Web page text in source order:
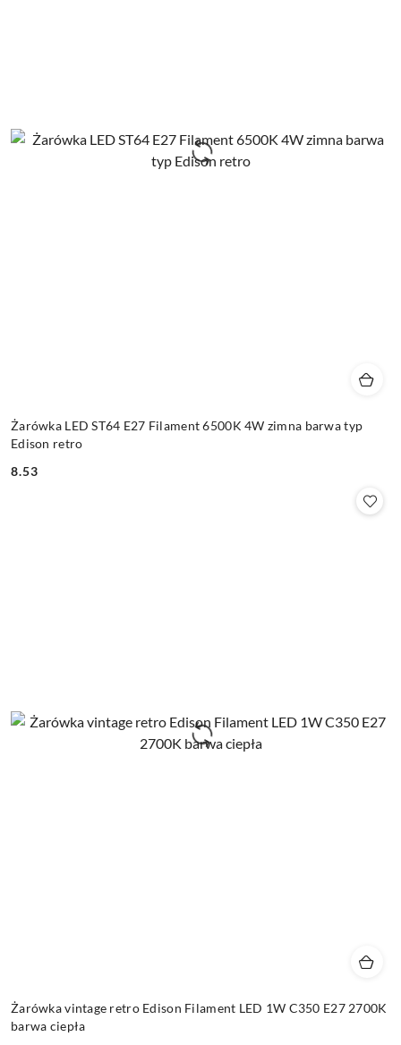
Żarówka LED ST64 E27 Filament 6500K 4W zimna barwa typ
Edison retro
Cena:
8.53
Żarówka vintage retro Edison Filament LED 1W C350 E27 2700K
barwa ciepła